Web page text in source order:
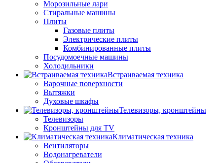
Морозильные лари
Стиральные машины
Плиты
Газовые плиты
Электрические плиты
Комбинированные плиты
Посудомоечные машины
Холодильники
Встраиваемая техника
Варочные поверхности
Вытяжки
Духовые шкафы
Телевизоры, кронштейны
Телевизоры
Кронштейны для TV
Климатическая техника
Вентиляторы
Водонагреватели